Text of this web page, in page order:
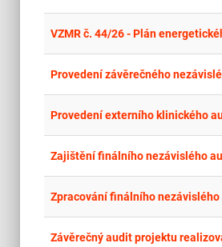
Provedení závěrečného